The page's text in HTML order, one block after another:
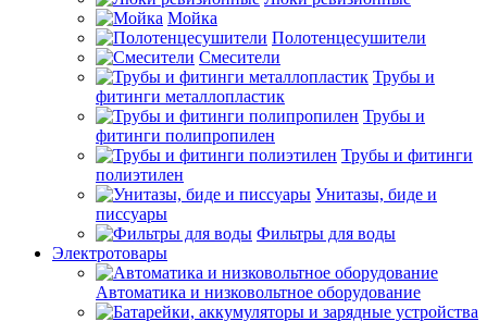
Мойка
Полотенцесушители
Смесители
Трубы и
фитинги металлопластик
Трубы и
фитинги полипропилен
Трубы и фитинги
полиэтилен
Унитазы, биде и
писсуары
Фильтры для воды
Электротовары
Автоматика и низковольтное оборудование